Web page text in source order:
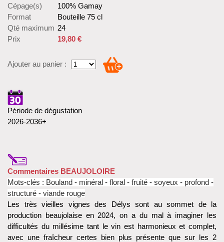
Cépage(s)
100% Gamay
Format
Bouteille 75 cl
Qté maximum 24
Prix
19,80 €
Ajouter au panier :
Période de dégustation
2026-2036+
Commentaires BEAUJOLOIRE
Mots-clés : Bouland - minéral - floral - fruité - soyeux - profond -
structuré - viande rouge
Les très vieilles vignes des Délys sont au sommet de la
production beaujolaise en 2024, on a du mal à imaginer les
difficultés du millésime tant le vin est harmonieux et complet,
avec une fraîcheur certes bien plus présente que sur les 2